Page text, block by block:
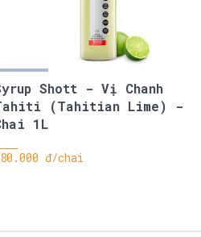
Shott - Vị Chanh
(Tahitian Lime) -
1L
đ/chai